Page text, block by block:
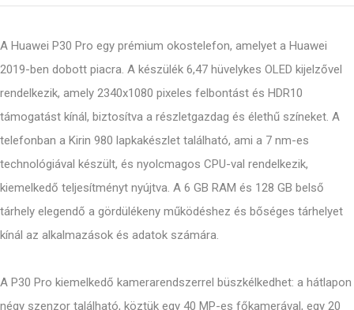
A Huawei P30 Pro egy prémium okostelefon, amelyet a Huawei
2019-ben dobott piacra. A készülék 6,47 hüvelykes OLED kijelzővel
rendelkezik, amely 2340x1080 pixeles felbontást és HDR10
támogatást kínál, biztosítva a részletgazdag és élethű színeket. A
telefonban a Kirin 980 lapkakészlet található, ami a 7 nm-es
technológiával készült, és nyolcmagos CPU-val rendelkezik,
kiemelkedő teljesítményt nyújtva. A 6 GB RAM és 128 GB belső
tárhely elegendő a gördülékeny működéshez és bőséges tárhelyet
kínál az alkalmazások és adatok számára.
A P30 Pro kiemelkedő kamerarendszerrel büszkélkedhet: a hátlapon
négy szenzor található, köztük egy 40 MP-es főkamerával, egy 20